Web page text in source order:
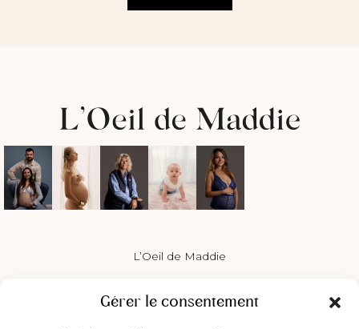
Gérer le consentement
L’Oeil de Maddie